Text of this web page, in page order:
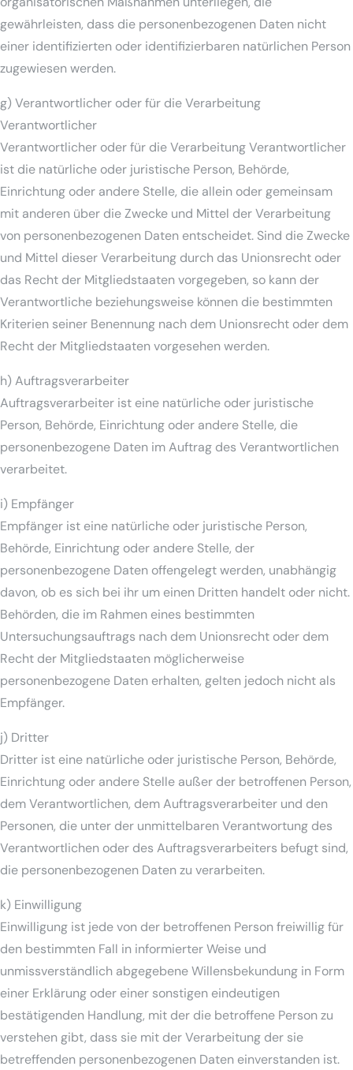
gewährleisten, dass die personenbezogenen Daten nicht
einer identifizierten oder identifizierbaren natürlichen Person
zugewiesen werden.
g) Verantwortlicher oder für die Verarbeitung
Verantwortlicher
Verantwortlicher oder für die Verarbeitung Verantwortlicher
ist die natürliche oder juristische Person, Behörde,
Einrichtung oder andere Stelle, die allein oder gemeinsam
mit anderen über die Zwecke und Mittel der Verarbeitung
von personenbezogenen Daten entscheidet. Sind die Zwecke
und Mittel dieser Verarbeitung durch das Unionsrecht oder
das Recht der Mitgliedstaaten vorgegeben, so kann der
Verantwortliche beziehungsweise können die bestimmten
Kriterien seiner Benennung nach dem Unionsrecht oder dem
Recht der Mitgliedstaaten vorgesehen werden.
h) Auftragsverarbeiter
Auftragsverarbeiter ist eine natürliche oder juristische
Person, Behörde, Einrichtung oder andere Stelle, die
personenbezogene Daten im Auftrag des Verantwortlichen
verarbeitet.
i) Empfänger
Empfänger ist eine natürliche oder juristische Person,
Behörde, Einrichtung oder andere Stelle, der
personenbezogene Daten offengelegt werden, unabhängig
davon, ob es sich bei ihr um einen Dritten handelt oder nicht.
Behörden, die im Rahmen eines bestimmten
Untersuchungsauftrags nach dem Unionsrecht oder dem
Recht der Mitgliedstaaten möglicherweise
personenbezogene Daten erhalten, gelten jedoch nicht als
Empfänger.
j) Dritter
Dritter ist eine natürliche oder juristische Person, Behörde,
Einrichtung oder andere Stelle außer der betroffenen Person,
dem Verantwortlichen, dem Auftragsverarbeiter und den
Personen, die unter der unmittelbaren Verantwortung des
Verantwortlichen oder des Auftragsverarbeiters befugt sind,
die personenbezogenen Daten zu verarbeiten.
k) Einwilligung
Einwilligung ist jede von der betroffenen Person freiwillig für
den bestimmten Fall in informierter Weise und
unmissverständlich abgegebene Willensbekundung in Form
einer Erklärung oder einer sonstigen eindeutigen
bestätigenden Handlung, mit der die betroffene Person zu
verstehen gibt, dass sie mit der Verarbeitung der sie
betreffenden personenbezogenen Daten einverstanden ist.